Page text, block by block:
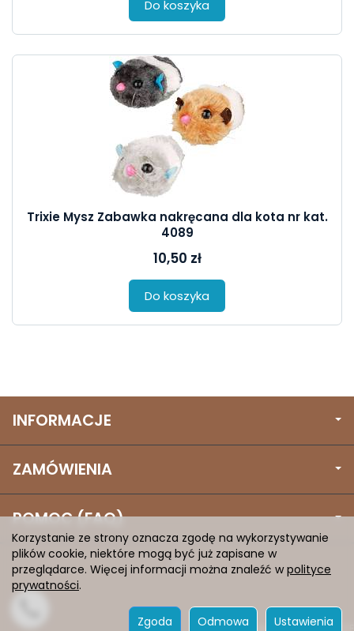
Do koszyka
Trixie Mysz Zabawka nakręcana dla kota nr kat.
4089
10,50 zł
Do koszyka
INFORMACJE
ZAMÓWIENIA
POMOC (FAQ)
Sklep internetowy SOTE
Korzystanie ze strony oznacza zgodę na wykorzystywanie
plików cookie, niektóre mogą być już zapisane w
przeglądarce. Więcej informacji można znaleźć wpolityce
prywatności.
Ustawienia
Odmowa
Zgoda